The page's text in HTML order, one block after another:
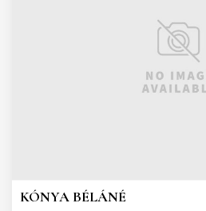
KÓNYA BÉLÁNÉ